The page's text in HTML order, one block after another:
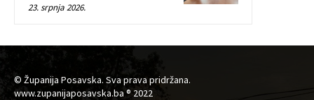
23. srpnja 2026.
© Županija Posavska. Sva prava pridržana.
www.zupanijaposavska.ba ® 2022